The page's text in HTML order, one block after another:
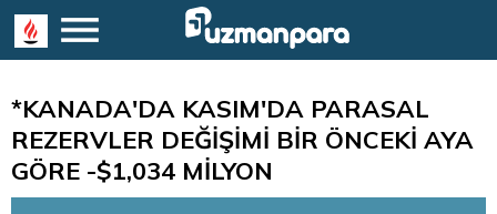
*KANADA'DA KASIM'DA PARASAL
REZERVLER DEĞİŞİMİ BİR ÖNCEKİ AYA
GÖRE -$1,034 MİLYON